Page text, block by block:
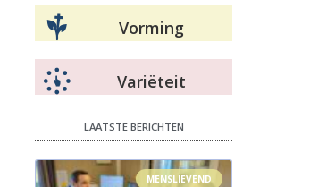
Vorming
Variëteit
LAATSTE BERICHTEN
MENSLIEVEND